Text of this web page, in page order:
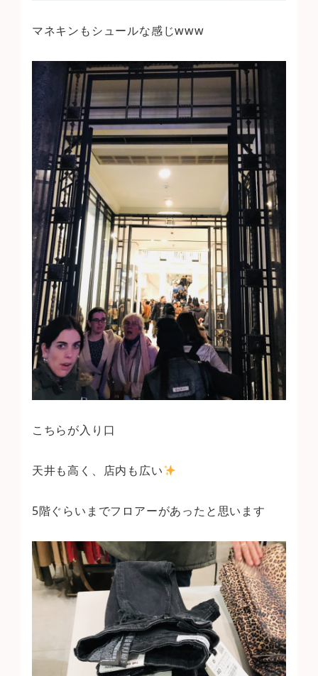
マネキンもシュールな感じwww
こちらが入り口
天井も高く、店内も広い
5階ぐらいまでフロアーがあったと思います